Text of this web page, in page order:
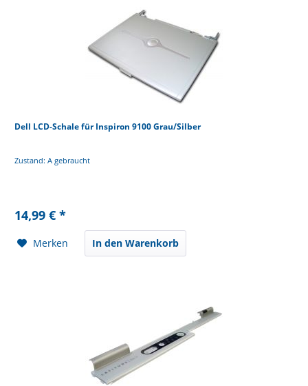
Dell LCD-Schale für Inspiron 9100 Grau/Silber
Zustand: A gebraucht
14,99 € *
Merken In den Warenkorb